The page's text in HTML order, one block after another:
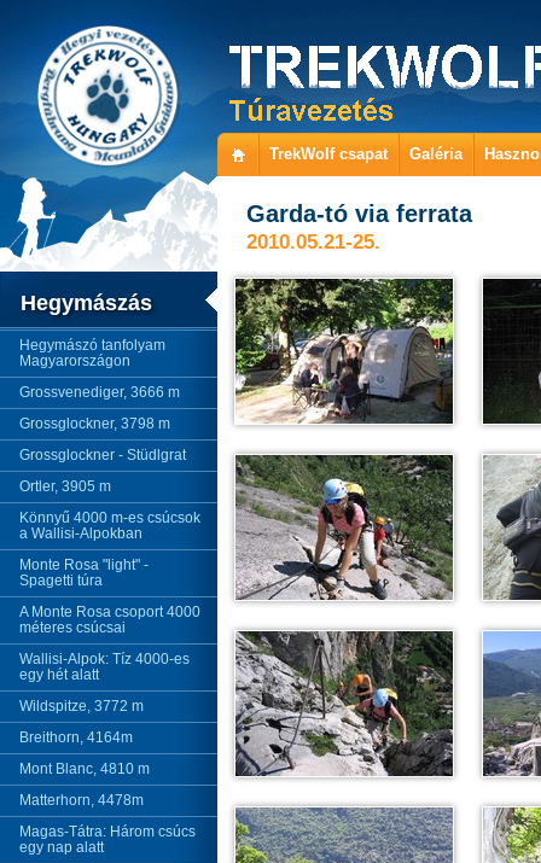
TrekWolf csapat Galéria
Hegymászás
Hegymászó tanfolyam
Magyarországon
Grossvenediger, 3666 m
Grossglockner, 3798 m
Grossglockner - Stüdlgrat
Ortler, 3905 m
Könnyű 4000 m-es csúcsok
a Wallisi-Alpokban
Monte Rosa "light" -
Spagetti túra
A Monte Rosa csoport 4000
méteres csúcsai
Wallisi-Alpok: Tíz 4000-es
egy hét alatt
Wildspitze, 3772 m
Breithorn, 4164m
Mont Blanc, 4810 m
Matterhorn, 4478m
Magas-Tátra: Három csúcs
egy nap alatt
Garda-tó via ferrata
2010.05.21-25.